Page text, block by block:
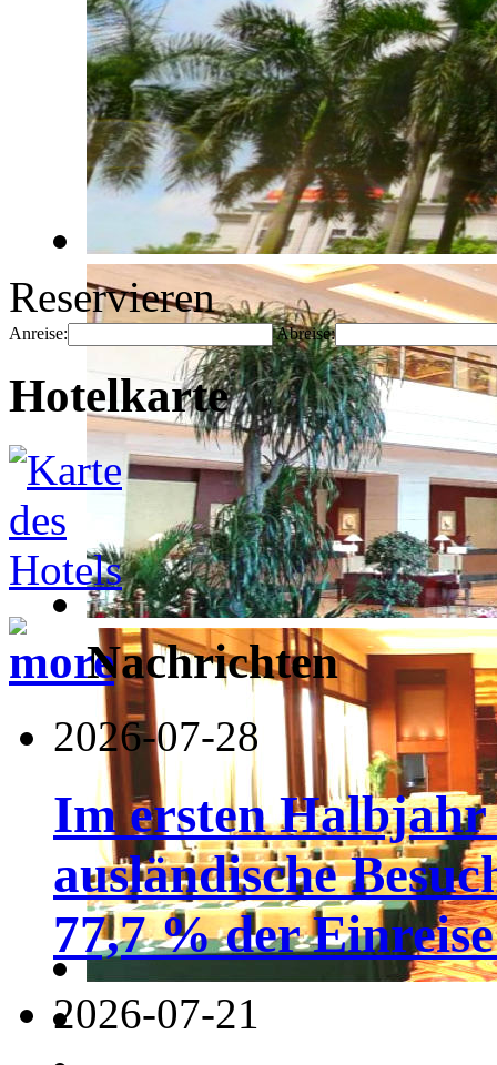
Reservieren
Anreise: Abreise:
Hotelkarte
Nachrichten
2026-07-28
Im ersten
ausländische
77,7 % der
2026-07-21